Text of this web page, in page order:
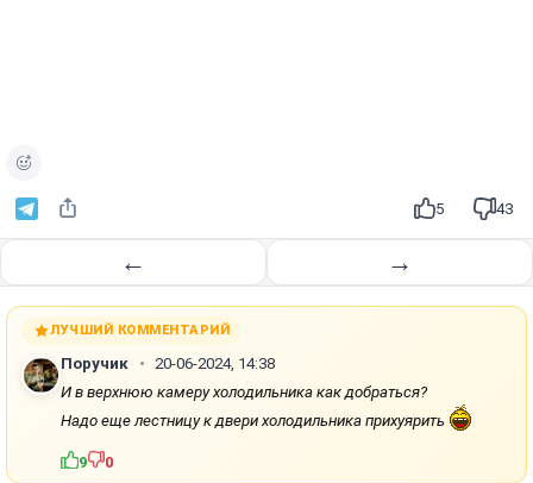
5 43
← →
ЛУЧШИЙ КОММЕНТАРИЙ
Поручик
20-06-2024, 14:38
И в верхнюю камеру холодильника как добраться?
Надо еще лестницу к двери холодильника прихуярить
9 0